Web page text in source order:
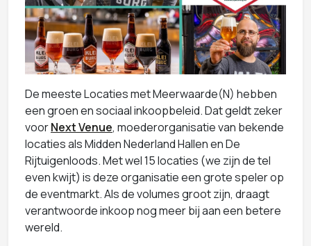
De meeste Locaties met Meerwaarde(N) hebben
een groen en sociaal inkoopbeleid. Dat geldt zeker
voorNext Venue, moederorganisatie van bekende
locaties als Midden Nederland Hallen en De
Rijtuigenloods. Met wel 15 locaties (we zijn de tel
even kwijt) is deze organisatie een grote speler op
de eventmarkt. Als de volumes groot zijn, draagt
verantwoorde inkoop nog meer bij aan een betere
wereld.